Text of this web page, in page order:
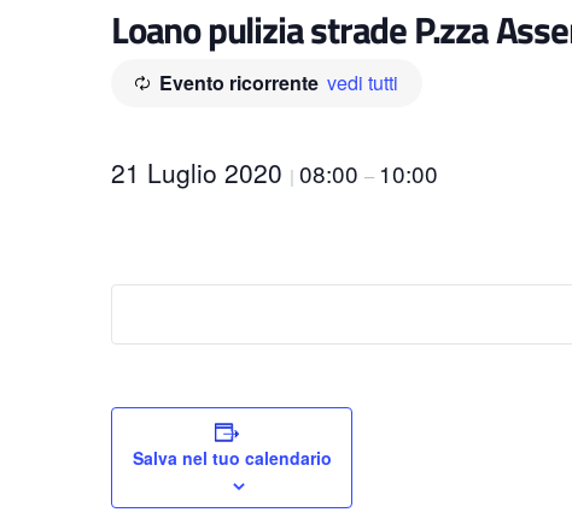
Loano pulizia strade P.zza
Evento ricorrente vedi tutti
21 Luglio 2020 | 08:00 – 10:00
Salva nel tuo calendario